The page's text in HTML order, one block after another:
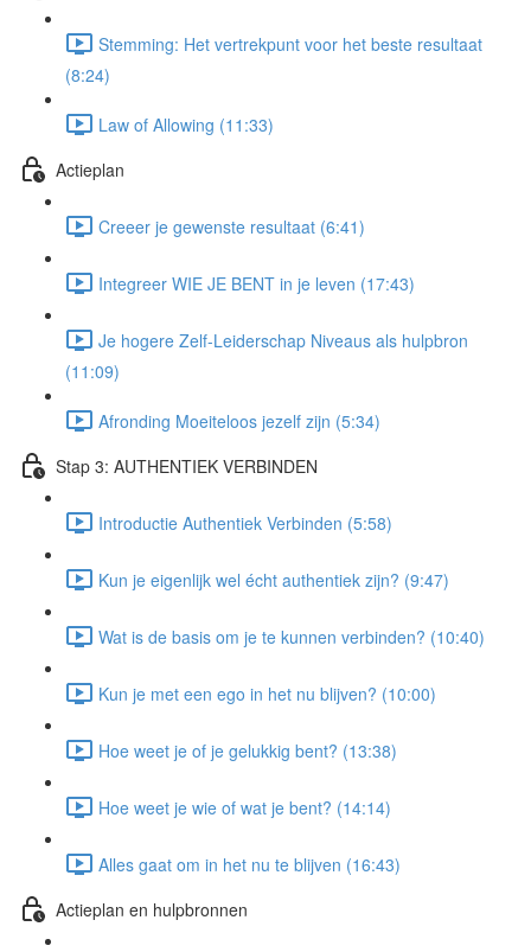
Stemming: Het vertrekpunt voor het beste resultaat
(8:24)
Law of Allowing (11:33)
Actieplan
Creeer je gewenste resultaat (6:41)
Integreer WIE JE BENT in je leven (17:43)
Je hogere Zelf-Leiderschap Niveaus als hulpbron
(11:09)
Afronding Moeiteloos jezelf zijn (5:34)
Stap 3: AUTHENTIEK VERBINDEN
Introductie Authentiek Verbinden (5:58)
Kun je eigenlijk wel écht authentiek zijn? (9:47)
Wat is de basis om je te kunnen verbinden? (10:40)
Kun je met een ego in het nu blijven? (10:00)
Hoe weet je of je gelukkig bent? (13:38)
Hoe weet je wie of wat je bent? (14:14)
Alles gaat om in het nu te blijven (16:43)
Actieplan en hulpbronnen